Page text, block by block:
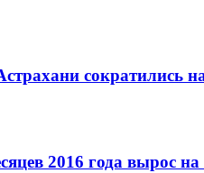
сократились
2016 года вырос